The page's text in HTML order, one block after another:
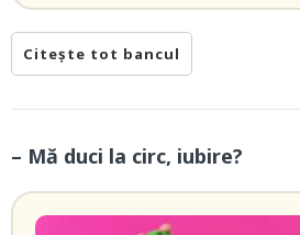
Citește tot bancul
– Mă duci la circ, iubire?